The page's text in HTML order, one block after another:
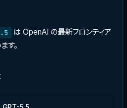
は OpenAI の最新フロンティア
す。